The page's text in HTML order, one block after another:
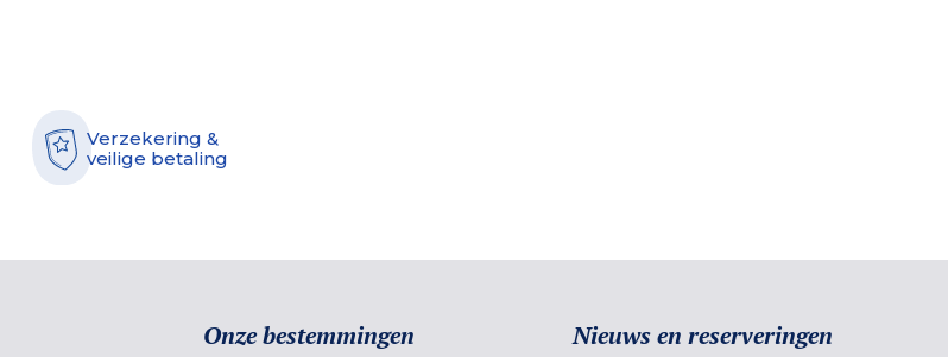
Verzekering &
veilige betaling
Onze bestemmingen Nieuws en reserveringen